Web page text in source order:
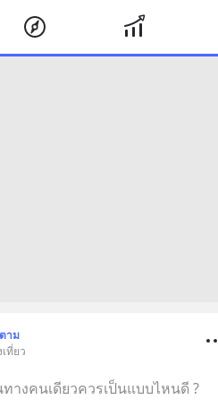
าม
ที่ยว
างคนเดียวควรเป็นแบบไหนดี ?